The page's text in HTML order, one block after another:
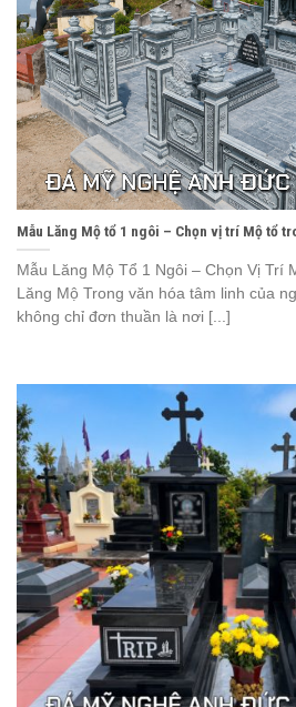
Mẫu Lăng Mộ tổ 1 ngôi – Chọn vị trí Mộ tổ
Mẫu Lăng Mộ Tổ 1 Ngôi – Chọn Vị Trí
Lăng Mộ Trong văn hóa tâm linh của
không chỉ đơn thuần là nơi [...]